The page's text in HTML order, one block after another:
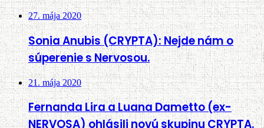
27. mája 2020
Sonia Anubis (CRYPTA): Nejde nám o
súperenie s Nervosou.
21. mája 2020
Fernanda Lira a Luana Dametto (ex-
NERVOSA) ohlásili novú skupinu CRYPTA.